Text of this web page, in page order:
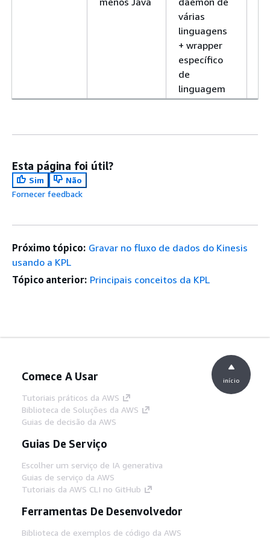
várias
linguagens
+ wrapper
específico
de
linguagem
Esta página foi útil?
Sim
Não
Fornecer feedback
Próximo tópico: Gravar no fluxo de dados do Kinesis
usando a KPL
Tópico anterior: Principais conceitos da KPL
Comece A Usar
Tutoriais práticos da AWS
Biblioteca de Soluções da AWS
Guias de decisão da AWS
Guias De Serviço
Escolher um serviço de IA generativa
Guias de serviço da AWS
Tutoriais da AWS CLI no GitHub
Ferramentas De Desenvolvedor
Biblioteca de exemplos de código da AWS
início